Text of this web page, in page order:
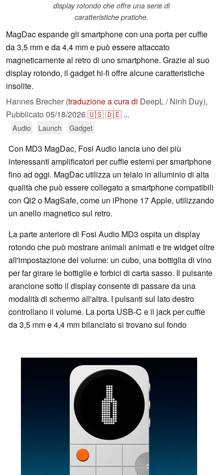
display rotondo che offre una serie di
caratteristiche pratiche.
MagDac espande gli smartphone con una porta per cuffie
da 3,5 mm e da 4,4 mm e può essere attaccato
magneticamente al retro di uno smartphone. Grazie al suo
display rotondo, il gadget hi-fi offre alcune caratteristiche
insolite.
Hannes Brecher (traduzione a cura di DeepL / Ninh Duy),
Pubblicato 05/18/2026🇺🇸🇩🇪 ...
Audio Launch Gadget
Con MD3 MagDac, Fosi Audio lancia uno dei più
interessanti amplificatori per cuffie esterni per smartphone
fino ad oggi. MagDac utilizza un telaio in alluminio di alta
qualità che può essere collegato a smartphone compatibili
con Qi2 o MagSafe, come un iPhone 17 Apple, utilizzando
un anello magnetico sul retro.
La parte anteriore di Fosi Audio MD3 ospita un display
rotondo che può mostrare animali animati e tre widget oltre
all'impostazione del volume: un cubo, una bottiglia di vino
per far girare le bottiglie e forbici di carta sasso. Il pulsante
arancione sotto il display consente di passare da una
modalità di schermo all'altra. I pulsanti sul lato destro
controllano il volume. La porta USB-C e il jack per cuffie
da 3,5 mm e 4,4 mm bilanciato si trovano sul fondo